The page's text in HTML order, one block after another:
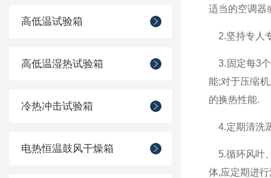
高低温试验箱
高低温湿热试验箱
冷热冲击试验箱
电热恒温鼓风干燥箱
适当的空调器
2.坚持专人
3.固定每3个
能;对于压缩
的换热性能.
4.定期清洗
5.循环风叶
体,应定期进行